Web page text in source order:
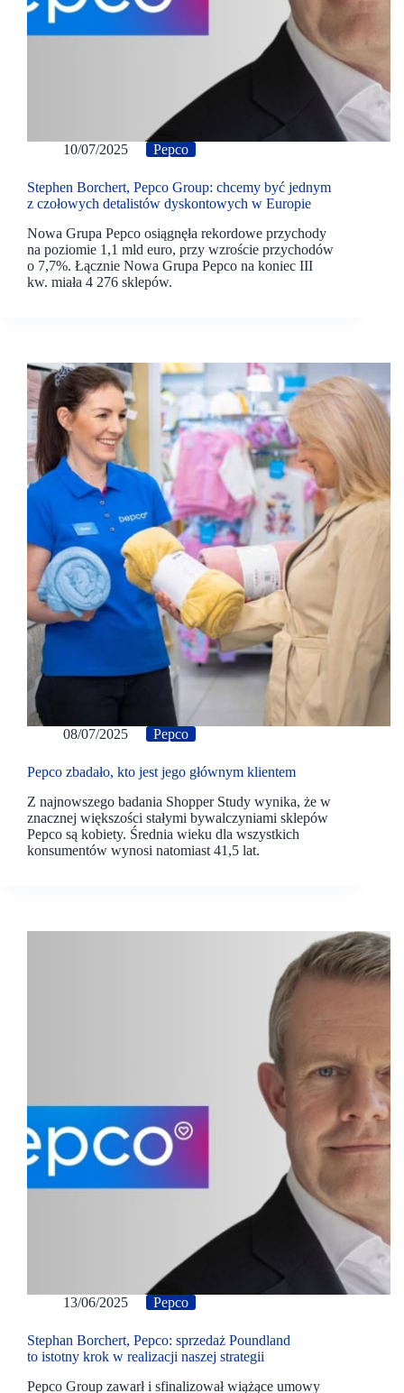
10/07/2025 Pepco
Stephen Borchert, Pepco Group: chcemy być jednym
z czołowych detalistów dyskontowych w Europie
Nowa Grupa Pepco osiągnęła rekordowe przychody
na poziomie 1,1 mld euro, przy wzroście przychodów
o 7,7%. Łącznie Nowa Grupa Pepco na koniec III
kw. miała 4 276 sklepów.
08/07/2025 Pepco
Pepco zbadało, kto jest jego głównym klientem
Z najnowszego badania Shopper Study wynika, że w
znacznej większości stałymi bywalczyniami sklepów
Pepco są kobiety. Średnia wieku dla wszystkich
konsumentów wynosi natomiast 41,5 lat.
13/06/2025 Pepco
Stephan Borchert, Pepco: sprzedaż Poundland
to istotny krok w realizacji naszej strategii
Pepco Group zawarł i sfinalizował wiążące umowy